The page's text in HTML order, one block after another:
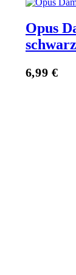
Opus
schwarz
6,99 €